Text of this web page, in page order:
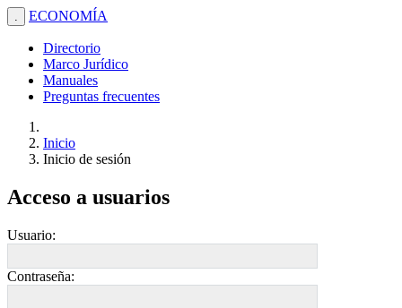
. ECONOMÍA
Directorio
Marco Jurídico
Manuales
Preguntas frecuentes
Inicio
Inicio de sesión
Acceso a usuarios
Usuario:
Contraseña: